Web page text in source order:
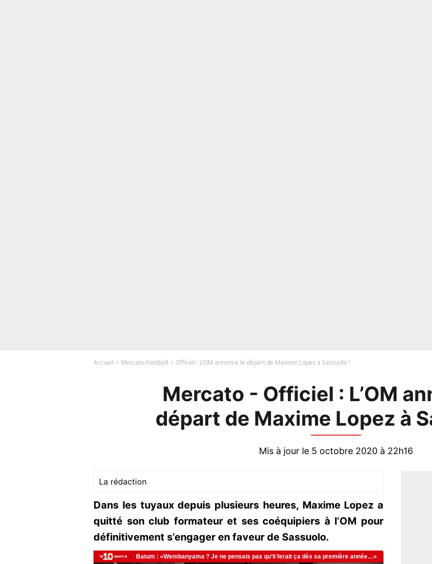
Accueil Mercato Football Officiel : L’OM annonce le départ de Maxime Lopez à Sassuolo !
Mercato - Officiel : L’OM
départ de Maxime Lopez à
Mis à jour le 5 octobre 2020 à 22h16
La rédaction
Dans les tuyaux depuis plusieurs heures, Maxime Lopez a
quitté son club formateur et ses coéquipiers à l’OM pour
définitivement s’engager en faveur de Sassuolo.